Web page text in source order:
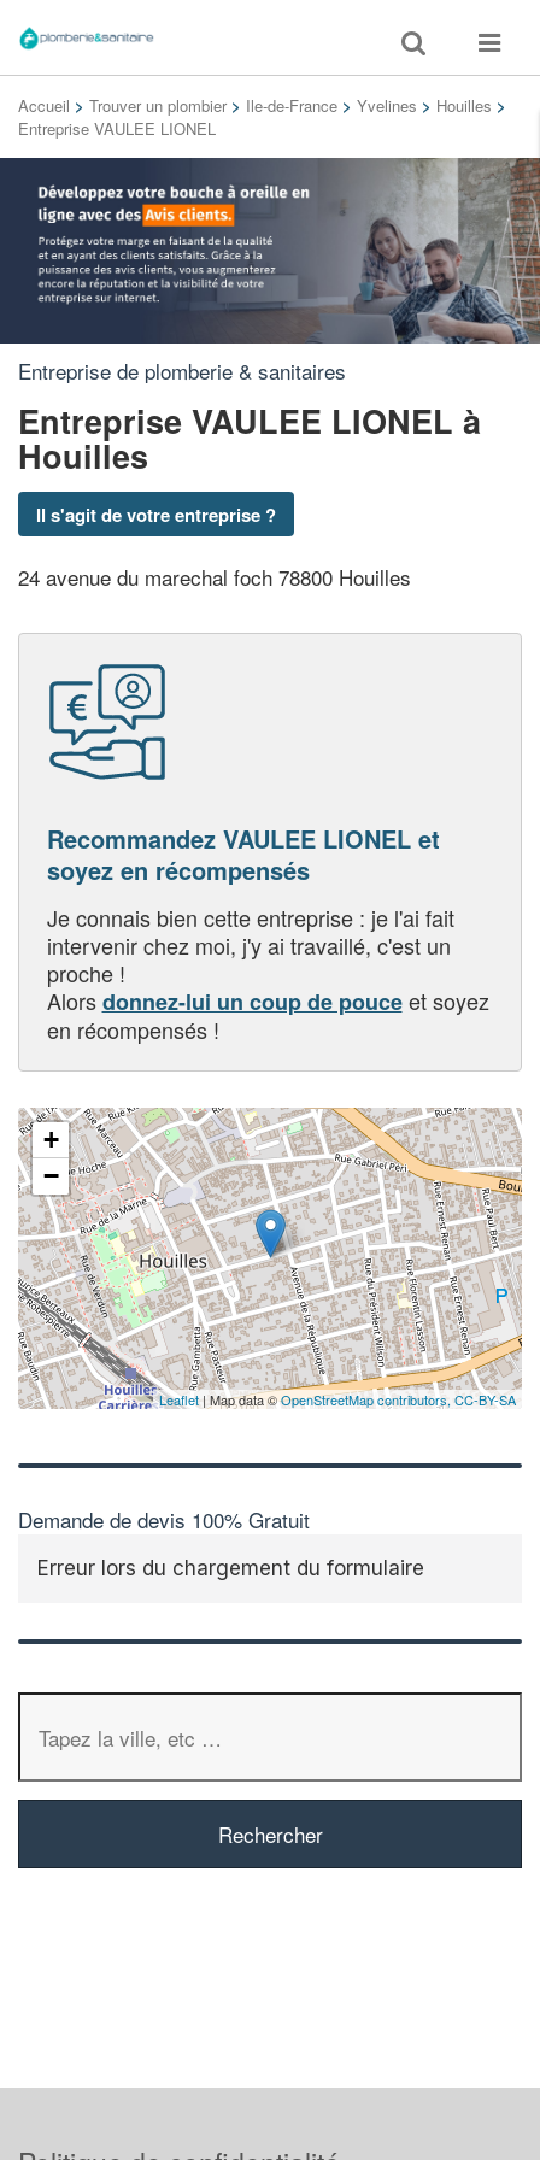
Toggle
search
Toggle
Accueil > Trouver un plombier > Ile-de-France > Yvelines > Houilles >
Entreprise VAULEE LIONEL
Entreprise de plomberie & sanitaires
Entreprise VAULEE LIONEL à
Houilles
Il s'agit de votre entreprise ?
24 avenue du marechal foch 78800 Houilles
Recommandez VAULEE LIONEL et
soyez en récompensés
Je connais bien cette entreprise : je l'ai fait
intervenir chez moi, j'y ai travaillé, c'est un
proche !
Alorsdonnez-lui un coup de pouceet soyez
en récompensés !
+
−
Leaflet | Map data ©OpenStreetMap contributors, CC-BY-SA
Demande de devis 100% Gratuit
Erreur lors du chargement du formulaire